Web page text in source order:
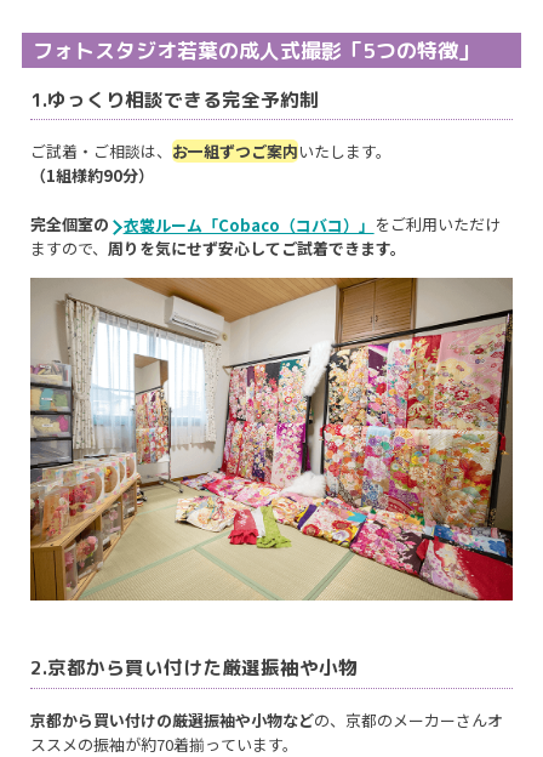
フォトスタジオ若葉の成人式撮影「5つの特徴」
1.ゆっくり相談できる完全予約制
ご試着・ご相談は、 お一組ずつご案内いたします。
（1組様約90分）
完全個室の 衣裳ルーム「Cobaco（コバコ）」 をご利用いただけ
ますので、 周りを気にせず安心してご試着できます。
2.京都から買い付けた厳選振袖や小物
京都から買い付けの厳選振袖や小物などの、京都のメーカーさんオ
ススメの振袖が約70着揃っています。